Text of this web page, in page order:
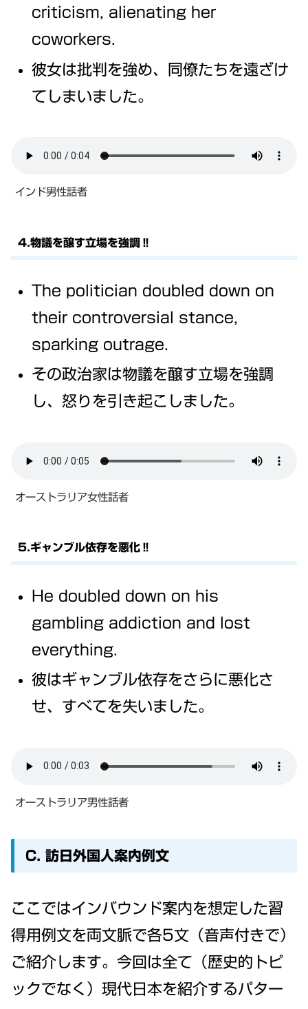
criticism, alienating her
coworkers.
彼女は批判を強め、同僚たちを遠ざけ
てしまいました。
インド男性話者
4.物議を醸す立場を強調‼
The politician doubled down on
their controversial stance,
sparking outrage.
その政治家は物議を醸す立場を強調
し、怒りを引き起こしました。
オーストラリア女性話者
5.ギャンブル依存を悪化‼
He doubled down on his
gambling addiction and lost
everything.
彼はギャンブル依存をさらに悪化さ
せ、すべてを失いました。
オーストラリア男性話者
C. 訪日外国人案内例文
ここではインバウンド案内を想定した習
得用例文を両文脈で各5文（音声付きで）
ご紹介します。今回は全て（歴史的トピ
ックでなく）現代日本を紹介するパター